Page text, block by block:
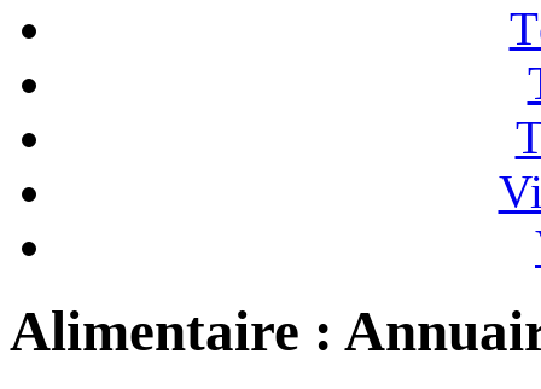
Alimentaire :